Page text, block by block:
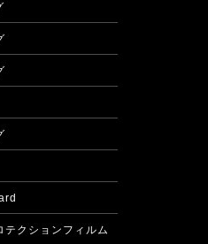
テクションフィルム